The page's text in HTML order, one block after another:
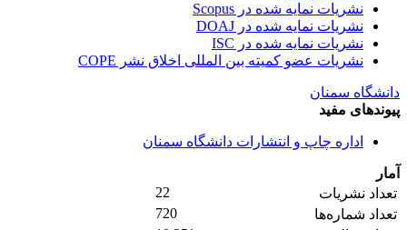
نشریات نمایه شده در Scopus
نشریات نمایه شده در DOAJ
نشریات نمایه شده در ISC
نشریات عضو کمیته بین المللی اخلاق نشر COPE
دانشگاه سمنان
پیوندهای مفید
اداره چاپ و انتشارات دانشگاه سمنان
آمار
تعداد نشریات
22
تعداد شماره‌ها
720